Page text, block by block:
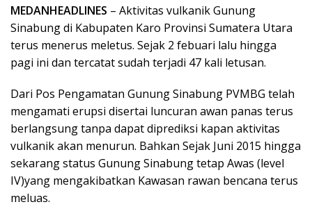
MEDANHEADLINES – Aktivitas vulkanik Gunung
Sinabung di Kabupaten Karo Provinsi Sumatera Utara
terus menerus meletus. Sejak 2 febuari lalu hingga
pagi ini dan tercatat sudah terjadi 47 kali letusan.
Dari Pos Pengamatan Gunung Sinabung PVMBG telah
mengamati erupsi disertai luncuran awan panas terus
berlangsung tanpa dapat diprediksi kapan aktivitas
vulkanik akan menurun. Bahkan Sejak Juni 2015 hingga
sekarang status Gunung Sinabung tetap Awas (level
IV)yang mengakibatkan Kawasan rawan bencana terus
meluas.